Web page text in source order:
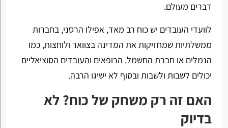
דברים מעולם.
לוועדי העובדים יש כוח רב מאד, אפילו הרסני, בחברות
ממשלתיות שמחזיקות את המדינה בצוואר ולוחצות, כמו
הנמלים או חברת החשמל. הרופאים והעובדים הסוציאליים
יכולים לשבות ולשבות ובסוף לא ישיגו הרבה.
האם זה רק משחק של כוח? לא
בדיוק